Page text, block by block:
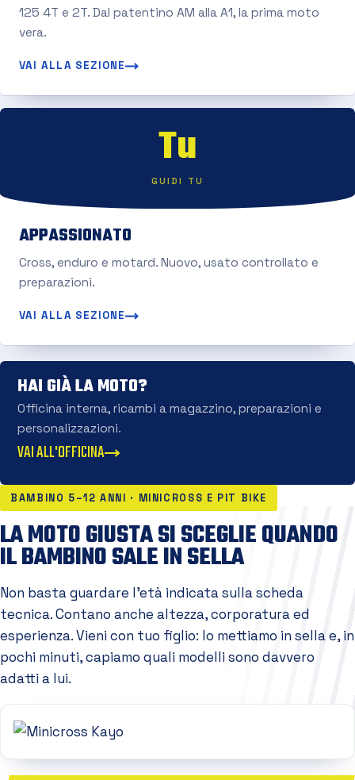
125 4T e 2T. Dal patentino AM alla A1, la prima moto
vera.
VAI ALLA SEZIONE
Tu
GUIDI TU
APPASSIONATO
Cross, enduro e motard. Nuovo, usato controllato e
preparazioni.
VAI ALLA SEZIONE
HAI GIÀ LA MOTO?
Officina interna, ricambi a magazzino, preparazioni e
personalizzazioni.
VAI ALL'OFFICINA
BAMBINO 5–12 ANNI · MINICROSS E PIT BIKE
LA MOTO GIUSTA SI SCEGLIE QUANDO
IL BAMBINO SALE IN SELLA
Non basta guardare l'età indicata sulla scheda
tecnica. Contano anche altezza, corporatura ed
esperienza. Vieni con tuo figlio: lo mettiamo in sella e, in
pochi minuti, capiamo quali modelli sono davvero
adatti a lui.